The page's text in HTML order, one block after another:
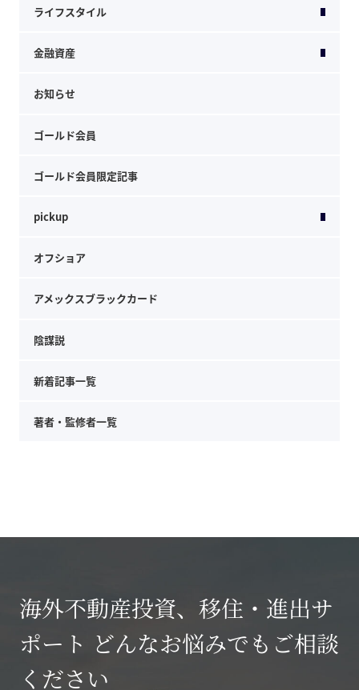
ライフスタイル
金融資産
お知らせ
ゴールド会員
ゴールド会員限定記事
pickup
オフショア
アメックスブラックカード
陰謀説
新着記事一覧
著者・監修者一覧
海外不動産投資、移住・進出サ
ポート どんなお悩みでもご相談
ください